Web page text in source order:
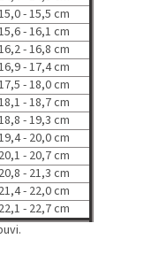
- 15,5 cm
- 16,1 cm
- 16,8 cm
- 17,4 cm
- 18,0 cm
- 18,7 cm
- 19,3 cm
- 20,0 cm
20,1 - 20,7 cm
20,8 - 21,3 cm
21,4 - 22,0 cm
22,1 - 22,7 cm